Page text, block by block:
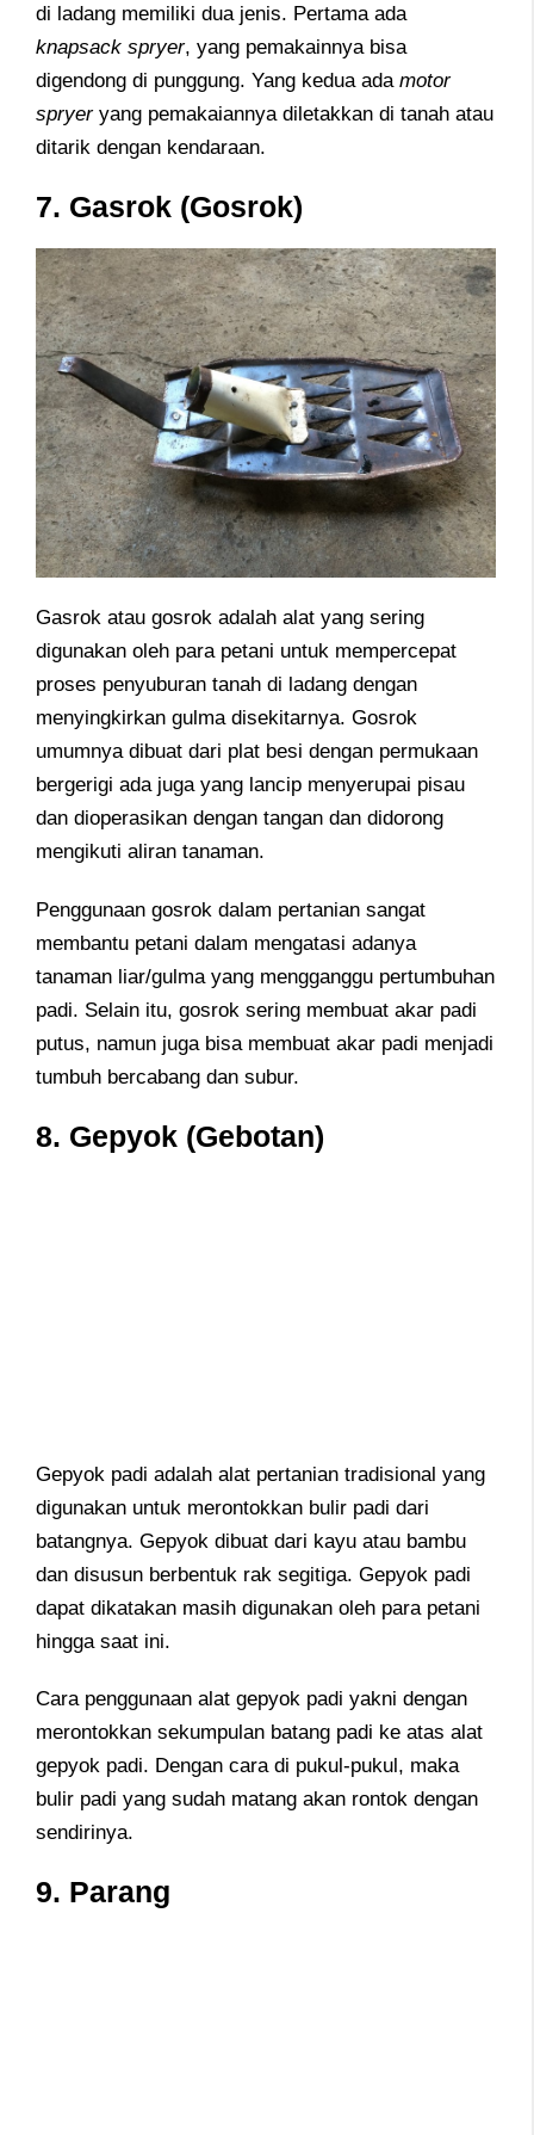
di ladang memiliki dua jenis. Pertama ada
knapsack spryer, yang pemakainnya bisa
digendong di punggung. Yang kedua ada motor
spryeryang pemakaiannya diletakkan di tanah atau
ditarik dengan kendaraan.
7. Gasrok (Gosrok)
Gasrok atau gosrok adalah alat yang sering
digunakan oleh para petani untuk mempercepat
proses penyuburan tanah di ladang dengan
menyingkirkan gulma disekitarnya. Gosrok
umumnya dibuat dari plat besi dengan permukaan
bergerigi ada juga yang lancip menyerupai pisau
dan dioperasikan dengan tangan dan didorong
mengikuti aliran tanaman.
Penggunaan gosrok dalam pertanian sangat
membantu petani dalam mengatasi adanya
tanaman liar/gulma yang mengganggu pertumbuhan
padi. Selain itu, gosrok sering membuat akar padi
putus, namun juga bisa membuat akar padi menjadi
tumbuh bercabang dan subur.
8. Gepyok (Gebotan)
Gepyok padi adalah alat pertanian tradisional yang
digunakan untuk merontokkan bulir padi dari
batangnya. Gepyok dibuat dari kayu atau bambu
dan disusun berbentuk rak segitiga. Gepyok padi
dapat dikatakan masih digunakan oleh para petani
hingga saat ini.
Cara penggunaan alat gepyok padi yakni dengan
merontokkan sekumpulan batang padi ke atas alat
gepyok padi. Dengan cara di pukul-pukul, maka
bulir padi yang sudah matang akan rontok dengan
sendirinya.
9. Parang